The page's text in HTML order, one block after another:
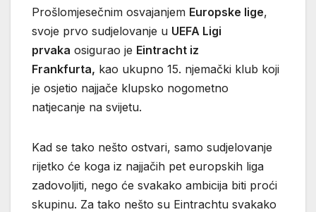
Prošlomjesečnim osvajanjem Europske lige,
svoje prvo sudjelovanje u UEFA Ligi
prvaka osigurao je Eintracht iz
Frankfurta, kao ukupno 15. njemački klub koji
je osjetio najjače klupsko nogometno
natjecanje na svijetu.
Kad se tako nešto ostvari, samo sudjelovanje
rijetko će koga iz najjačih pet europskih liga
zadovoljiti, nego će svakako ambicija biti proći
skupinu. Za tako nešto su Eintrachtu svakako